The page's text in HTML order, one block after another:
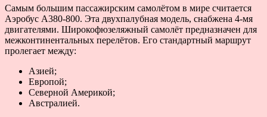
Самым большим пассажирским самолётом в мире считается
Аэробус A380-800. Эта двухпалубная модель, снабжена 4-мя
двигателями. Широкофюзеляжный самолёт предназначен для
межконтинентальных перелётов. Его стандартный маршрут
пролегает между:
Азией;
Европой;
Северной Америкой;
Австралией.